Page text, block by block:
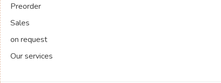
Preorder
Sales
on request
Our services